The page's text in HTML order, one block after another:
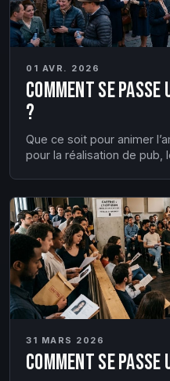
01 AVR. 2026
Comment se
?
Que ce soit pour animer
pour la réalisation de pub,
tout le monde. Quels que
31 MARS 2026
Comment se